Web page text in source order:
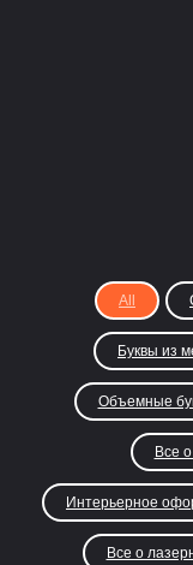
All
Буквы из
Объемные
Все
Интерьерное
Все о